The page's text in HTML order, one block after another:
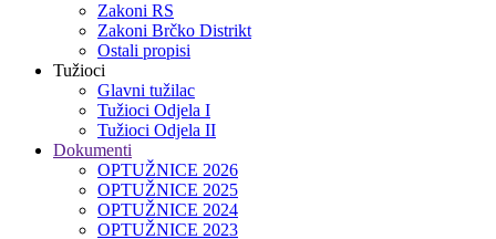
Zakoni RS
Zakoni Brčko Distrikt
Ostali propisi
Tužioci
Glavni tužilac
Tužioci Odjela I
Tužioci Odjela II
Dokumenti
OPTUŽNICE 2026
OPTUŽNICE 2025
OPTUŽNICE 2024
OPTUŽNICE 2023